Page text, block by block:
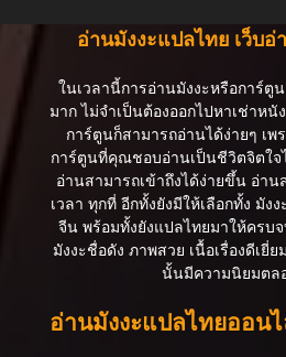
ตอนที่ 208
ตอนที่ 207
สิงหาคม 21, 2025
ตอนที่ 206
สิงหาคม 21, 2025
ตอนที่ 205
ตอนที่ 204
อ่านมังงะแปลไทย เว็บ
ในเวลานี้การอ่านมังงะหรือการ์
มาก ไม่จำเป็นต้องออกไปหาเช่าห
การ์ตูนก็สามารถอ่านได้ง่ายๆ เพ
การ์ตูนที่คุณชอบอ่านเป็นชีวิตจิตใจ
อ่านสามารถเข้าถึงได้ง่ายขึ้น อ่า
เวลา ทุกที่ อีกทั้งยังมีให้เลือกทั้ง มัง
จีน พร้อมทั้งยังแปลไทยมาให้ครบจ
มังงะชื่อดัง ภาพสวย เนื้อเรื่องดีเยี่
นั้นมีความนิยมตล
อ่านมังงะแปลไทยออน